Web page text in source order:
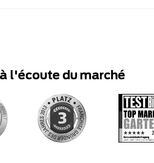
l'écoute du marché